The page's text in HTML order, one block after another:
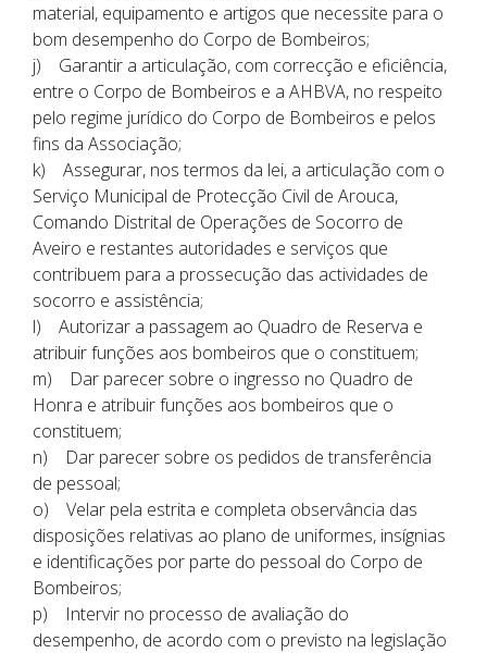
material, equipamento e artigos que necessite para o
bom desempenho do Corpo de Bombeiros;
j) Garantir a articulação, com correcção e eficiência,
entre o Corpo de Bombeiros e a AHBVA, no respeito
pelo regime jurídico do Corpo de Bombeiros e pelos
fins da Associação;
k) Assegurar, nos termos da lei, a articulação com o
Serviço Municipal de Protecção Civil de Arouca,
Comando Distrital de Operações de Socorro de
Aveiro e restantes autoridades e serviços que
contribuem para a prossecução das actividades de
socorro e assistência;
l) Autorizar a passagem ao Quadro de Reserva e
atribuir funções aos bombeiros que o constituem;
m) Dar parecer sobre o ingresso no Quadro de
Honra e atribuir funções aos bombeiros que o
constituem;
n) Dar parecer sobre os pedidos de transferência
de pessoal;
o) Velar pela estrita e completa observância das
disposições relativas ao plano de uniformes, insígnias
e identificações por parte do pessoal do Corpo de
Bombeiros;
p) Intervir no processo de avaliação do
desempenho, de acordo com o previsto na legislação